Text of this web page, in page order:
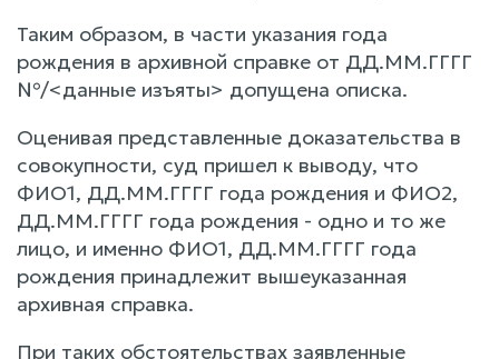
Таким образом, в части указания года
рождения в архивной справке от ДД.ММ.ГГГГ
№/<данные изъяты> допущена описка.
Оценивая представленные доказательства в
совокупности, суд пришел к выводу, что
ФИО1, ДД.ММ.ГГГГ года рождения и ФИО2,
ДД.ММ.ГГГГ года рождения - одно и то же
лицо, и именно ФИО1, ДД.ММ.ГГГГ года
рождения принадлежит вышеуказанная
архивная справка.
При таких обстоятельствах заявленные